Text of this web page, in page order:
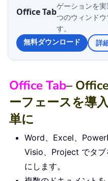
Office Tab
ゲーションを
つのウィンド
す。
無料ダウンロード
詳
Office Tab–
ーフェースを導
単に
Word、Excel、
Visio、Project でタブ
にします。